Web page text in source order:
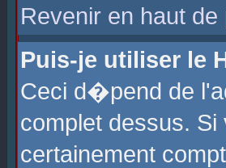
Revenir en haut de
Puis-je utiliser le
Ceci d�pend de
complet dessus.
certainement